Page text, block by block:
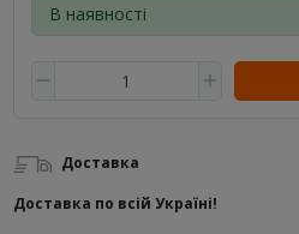
В наявності
Доставка
Доставка по всій Україні!